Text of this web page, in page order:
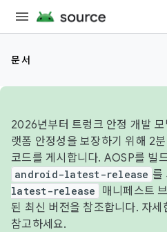
문서
2026년부터 트렁크 안정 개발
랫폼 안정성을 보장하기 위해 2
코드를 게시합니다. AOSP를 빌
android-latest-release 를
latest-release
매니페스트
된 최신 버전을 참조합니다. 자세
참고하세요.